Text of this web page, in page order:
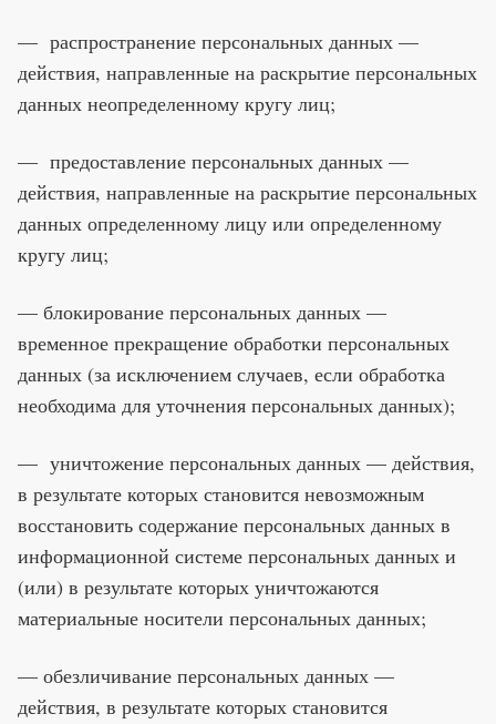
— распространение персональных данных —
действия, направленные на раскрытие персональных
данных неопределенному кругу лиц;
— предоставление персональных данных —
действия, направленные на раскрытие персональных
данных определенному лицу или определенному
кругу лиц;
— блокирование персональных данных —
временное прекращение обработки персональных
данных (за исключением случаев, если обработка
необходима для уточнения персональных данных);
— уничтожение персональных данных — действия,
в результате которых становится невозможным
восстановить содержание персональных данных в
информационной системе персональных данных и
(или) в результате которых уничтожаются
материальные носители персональных данных;
— обезличивание персональных данных —
действия, в результате которых становится